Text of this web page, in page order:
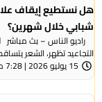
هل نستطيع إيقاف
شبابي خلال شهرين؟
راديو الناس – بث مباشر
التجاعيد تظهر، الشعر
15 يوليو 2026 | 7:28 مساءً